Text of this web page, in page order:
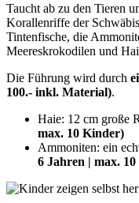
Taucht ab zu den Tieren
Korallenriffe der
Tintenfische, die
Meereskrokodilen und
Die Führung wird durch
100.- inkl. Material).
Haie: 12 cm große
max. 10 Kinder)
Ammoniten: ein
6 Jahren | max.